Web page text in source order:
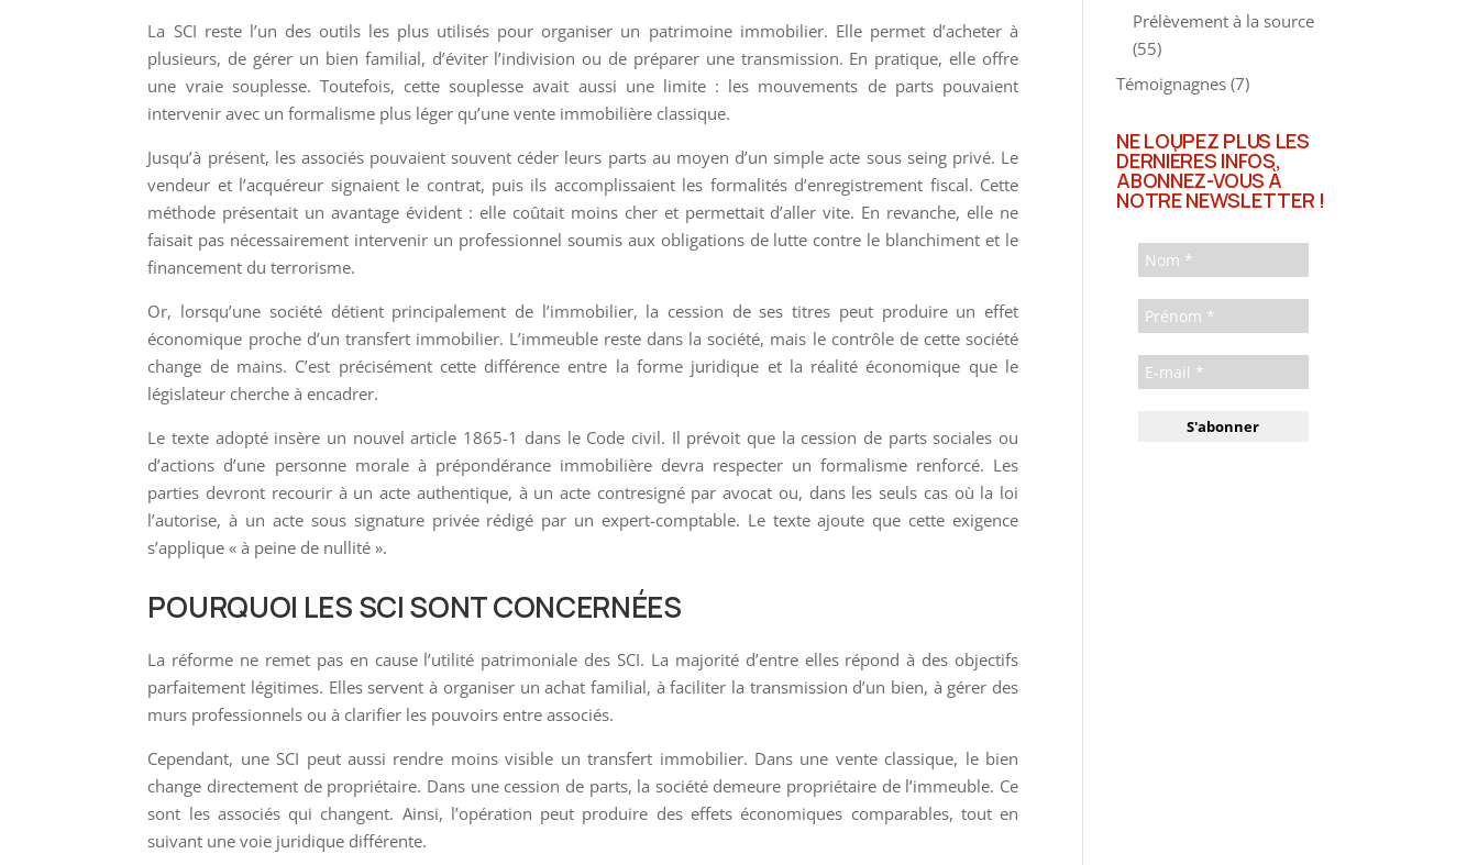
La SCI reste l’un des outils les plus utilisés pour organiser un patrimoine immobilier. Elle permet d’acheter à
plusieurs, de gérer un bien familial, d’éviter l’indivision ou de préparer une transmission. En pratique, elle offre
une vraie souplesse. Toutefois, cette souplesse avait aussi une limite : les mouvements de parts pouvaient
intervenir avec un formalisme plus léger qu’une vente immobilière classique.
Jusqu’à présent, les associés pouvaient souvent céder leurs parts au moyen d’un simple acte sous seing privé. Le
vendeur et l’acquéreur signaient le contrat, puis ils accomplissaient les formalités d’enregistrement fiscal. Cette
méthode présentait un avantage évident : elle coûtait moins cher et permettait d’aller vite. En revanche, elle ne
faisait pas nécessairement intervenir un professionnel soumis aux obligations de lutte contre le blanchiment et le
financement du terrorisme.
Or, lorsqu’une société détient principalement de l’immobilier, la cession de ses titres peut produire un effet
économique proche d’un transfert immobilier. L’immeuble reste dans la société, mais le contrôle de cette société
change de mains. C’est précisément cette différence entre la forme juridique et la réalité économique que le
législateur cherche à encadrer.
Le texte adopté insère un nouvel article 1865-1 dans le Code civil. Il prévoit que la cession de parts sociales ou
d’actions d’une personne morale à prépondérance immobilière devra respecter un formalisme renforcé. Les
parties devront recourir à un acte authentique, à un acte contresigné par avocat ou, dans les seuls cas où la loi
l’autorise, à un acte sous signature privée rédigé par un expert-comptable. Le texte ajoute que cette exigence
s’applique « à peine de nullité ».
POURQUOI LES SCI SONT CONCERNÉES
La réforme ne remet pas en cause l’utilité patrimoniale des SCI. La majorité d’entre elles répond à des objectifs
parfaitement légitimes. Elles servent à organiser un achat familial, à faciliter la transmission d’un bien, à gérer des
murs professionnels ou à clarifier les pouvoirs entre associés.
Cependant, une SCI peut aussi rendre moins visible un transfert immobilier. Dans une vente classique, le bien
change directement de propriétaire. Dans une cession de parts, la société demeure propriétaire de l’immeuble. Ce
sont les associés qui changent. Ainsi, l’opération peut produire des effets économiques comparables, tout en
suivant une voie juridique différente.
Prélèvement à la source
(55)
Témoignagnes (7)
NE LOUPEZ PLUS LES
DERNIÈRES INFOS,
ABONNEZ-VOUS À
NOTRE NEWSLETTER !